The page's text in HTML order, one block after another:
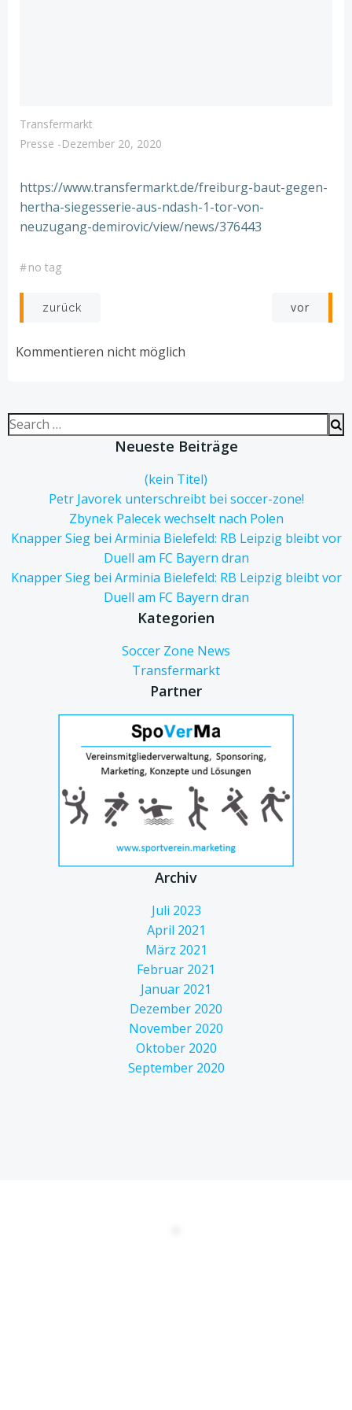
Transfermarkt
Presse -Dezember 20, 2020
https://www.transfermarkt.de/freiburg-baut-gegen-
hertha-siegesserie-aus-ndash-1-tor-von-
neuzugang-demirovic/view/news/376443
#no tag
Post
navigation
zurück
navigation
vor
Kommentieren nicht möglich
Search
for:
Neueste Beiträge
(kein Titel)
Petr Javorek unterschreibt bei soccer-zone!
Zbynek Palecek wechselt nach Polen
Knapper Sieg bei Arminia Bielefeld: RB Leipzig bleibt vor
Duell am FC Bayern dran
Knapper Sieg bei Arminia Bielefeld: RB Leipzig bleibt vor
Duell am FC Bayern dran
Kategorien
Soccer Zone News
Transfermarkt
Partner
Archiv
Juli 2023
April 2021
März 2021
Februar 2021
Januar 2021
Dezember 2020
November 2020
Oktober 2020
September 2020